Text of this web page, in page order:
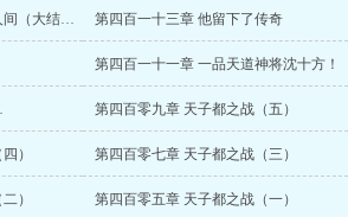
尊，仁者为王。...
第四百一十四章 我看到的人间（大结局） 第四百一十三章 他留下了传奇
第四百一十一章 一品天道神将沈十方！
第四百零九章 天子都之战（五）
） 第四百零七章 天子都之战（三）
） 第四百零五章 天子都之战（一）